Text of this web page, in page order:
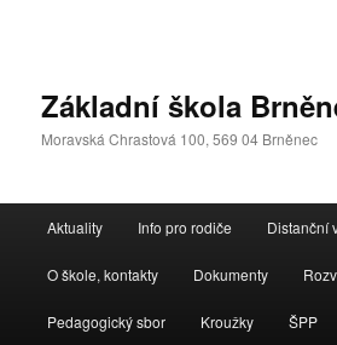
Základní škola
Moravská Chrastová 100, 569 04 Brněnec
navigační
Aktuality Info pro rodiče Distanční
O škole, kontakty Dokumenty
Pedagogický sbor Kroužky ŠPP